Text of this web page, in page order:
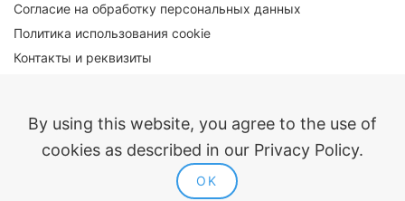
Согласие на обработку персональных данных
Политика использования cookie
Контакты и реквизиты
Входит в реестр российского ПО
ModPlus 2014-2026
By using this website, you agree to the use of
cookies as described in our Privacy Policy.
OK